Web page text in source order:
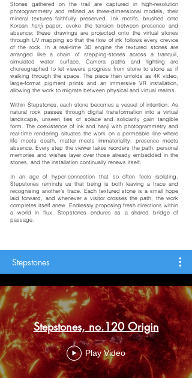
Stones gathered on the trail are captured in high-resolution
photogrammetry and refined as three-dimensional models, their
mineral textures faithfully preserved. Ink motifs, brushed onto
Korean
hanjipaper, evoke the tension between presence and
absence; these drawings are projected onto the virtual stones
through UV mapping so that the flow of ink follows every crevice
of the rock. In a real-time 3D engine the textured stones are
arranged like a chain of stepping-stones across a tranquil,
simulated water surface. Camera paths and lighting are
choreographed to let viewers progress from stone to stone as if
walking through the space. The piece then unfolds as 4K video,
large-format pigment prints and an immersive VR installation,
allowing the work to migrate between physical and virtual realms.
Within Stepstones, each stone becomes a vessel of intention. As
natural rock passes through digital transformation into a virtual
landscape, unseen ties of solace and solidarity gain tangible
form. The coexistence of ink and hanji with photogrammetry and
real-time rendering situates the work on a permeable line where
life meets death, matter meets immateriality, presence meets
absence. Every step the viewer takes reorders the path: personal
memories and wishes layer over those already embedded in the
stones, and the installation continually renews itself.
In an age of hyper-connection that so often feels isolating,
Stepstones reminds us that being is both leaving a trace and
recognising another’s trace. Each textured stone is a small hope
laid forward, and whenever a visitor crosses the path, the work
completes itself anew. Endlessly proposing fresh directions within
a world in flux, Stepstones endures as a shared bridge of
passage.
Stepstones
Stepstones, no.120 Origin
Play Video